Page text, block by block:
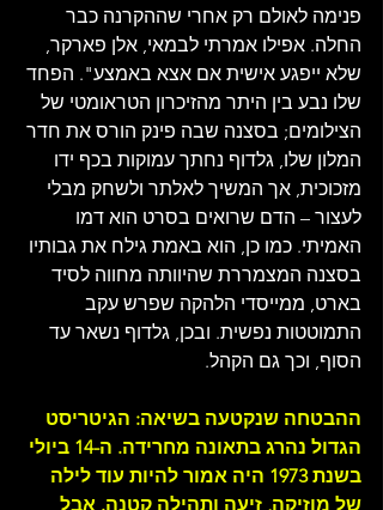
פנימה לאולם רק אחרי שההקרנה כבר
החלה. אפילו אמרתי לבמאי, אלן פארקר,
שלא ייפגע אישית אם אצא באמצע". הפחד
שלו נבע בין היתר מהזיכרון הטראומטי של
הצילומים; בסצנה שבה פינק הורס את חדר
המלון שלו, גלדוף נחתך עמוקות בכף ידו
מזכוכית, אך המשיך לאלתר ולשחק מבלי
לעצור – הדם שרואים בסרט הוא דמו
האמיתי. כמו כן, הוא באמת גילח את גבותיו
בסצנה המצמררת שהיוותה מחווה לסיד
בארט, ממייסדי הלהקה שפרש עקב
התמוטטות נפשית. ובכן, גלדוף נשאר עד
הסוף, וכך גם הקהל.
ההבטחה שנקטעה בשיאה: הגיטריסט
הגדול נהרג בתאונה מחרידה. ה-14 ביולי
בשנת 1973 היה אמור להיות עוד לילה
של מוזיקה, זיעה ותהילה קטנה. אבל